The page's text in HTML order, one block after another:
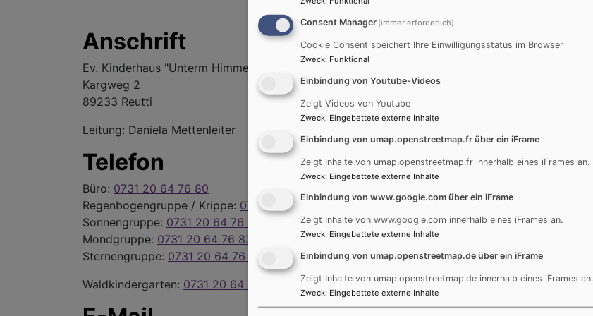
Anschrift
Ev. Kinderhaus "Unterm Himmelszelt"
Kargweg 2
89233 Reutti
Leitung: Daniela Mettenleiter
Telefon
Büro: 0731 20 64 76 80
Regenbogengruppe / Krippe: 0731 20 64 76 81
Sonnengruppe: 0731 20 64 76 82
Mondgruppe: 0731 20 64 76 83
Sternengruppe: 0731 20 64 76 84
Waldkindergarten: 0731 20 64 76 85
Consent Manager (immer erforderlich)
Cookie Consent speichert Ihre Einwilligungsstatus im Browser
Zweck: Funktional
Einbindung von Youtube-Videos
Zeigt Videos von Youtube
Zweck: Eingebettete externe Inhalte
Einbindung von umap.openstreetmap.fr über ein iFrame
Zeigt Inhalte von umap.openstreetmap.fr innerhalb eines iFrames an.
Zweck: Eingebettete externe Inhalte
Einbindung von www.google.com über ein iFrame
Zeigt Inhalte von www.google.com innerhalb eines iFrames an.
Zweck: Eingebettete externe Inhalte
Einbindung von umap.openstreetmap.de über ein iFrame
Zeigt Inhalte von umap.openstreetmap.de innerhalb eines iFrames an.
Zweck: Eingebettete externe Inhalte